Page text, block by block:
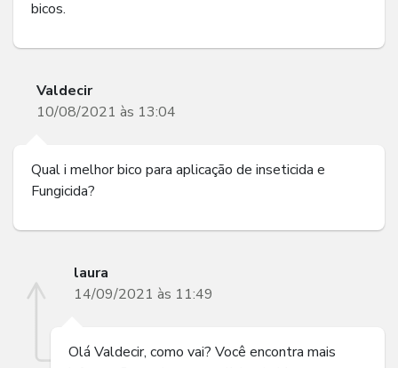
bicos.
Valdecir
10/08/2021 às 13:04
Qual i melhor bico para aplicação de inseticida e
Fungicida?
laura
14/09/2021 às 11:49
Olá Valdecir, como vai? Você encontra mais